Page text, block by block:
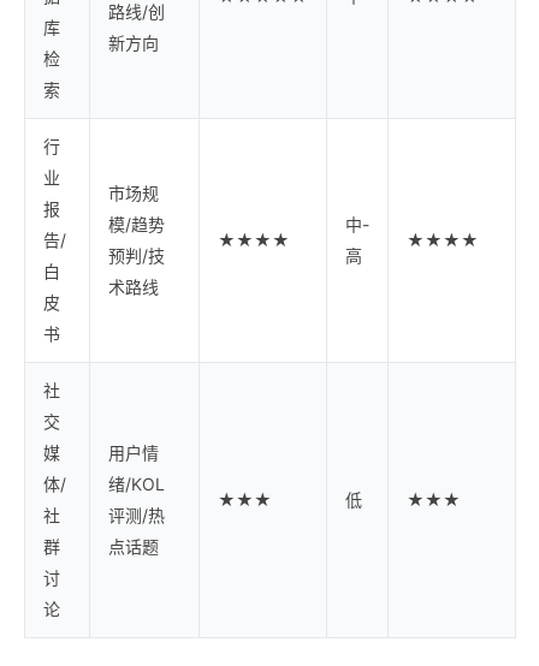
库
检
索
路线/创
新方向
行
业
报
告/
白
皮
书
市场规
模/趋势
预判/技
术路线
★★★★
中-
高
★★★★
社
交
媒
体/
社
群
讨
论
用户情
绪/KOL
评测/热
点话题
★★★ 低 ★★★